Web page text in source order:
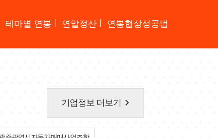
테마별 연봉 연말정산 연봉협상성공법
기업정보 더보기 keyboard_arrow_right